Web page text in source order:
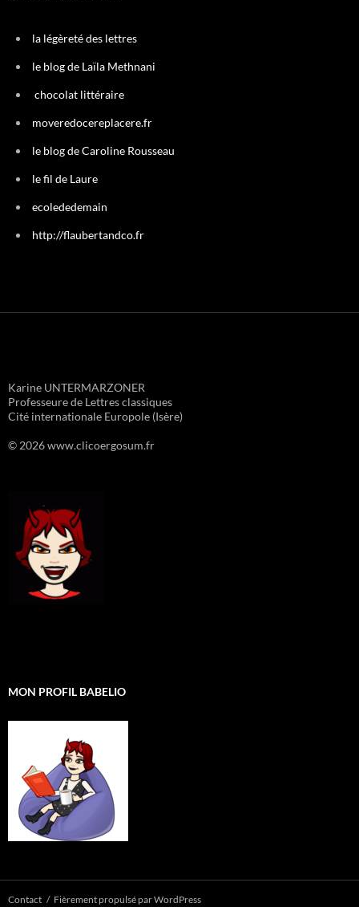
la légèreté des lettres
le blog de Laïla Methnani
chocolat littéraire
moveredocereplacere.fr
le blog de Caroline Rousseau
le fil de Laure
ecolededemain
http://flaubertandco.fr
Karine UNTERMARZONER
Professeure de Lettres classiques
Cité internationale Europole (Isère)
© 2026 www.clicoergosum.fr
MON PROFIL BABELIO
Contact Fièrement propulsé par WordPress